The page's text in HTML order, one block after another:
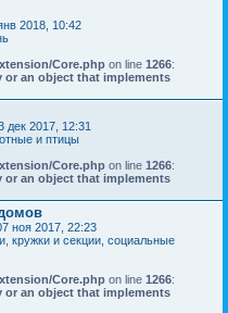
2018, 10:42
Core.php on line 1266:
or an object that implements
дек 2017, 12:31
и птицы
Core.php on line 1266:
or an object that implements
ноя 2017, 22:23
кружки и секции, социальные
Core.php on line 1266:
or an object that implements